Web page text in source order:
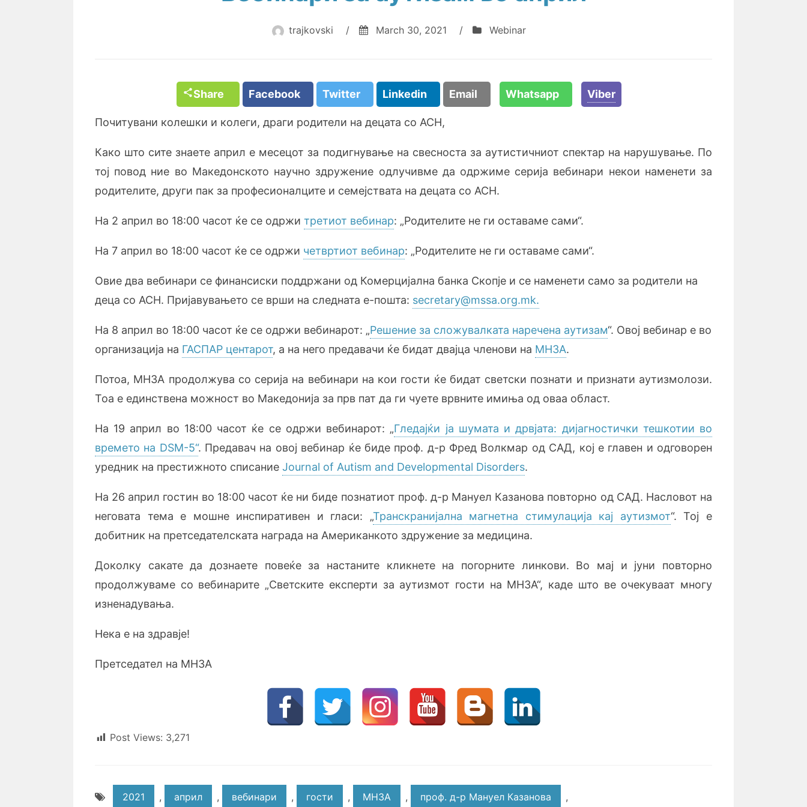
trajkovski / March 30, 2021 / Webinar
Share Facebook Twitter Linkedin Email Whatsapp Viber
Почитувани колешки и колеги, драги родители на децата со АСН,
Како што сите знаете април е месецот за подигнување на свесноста за аутистичниот спектар на нарушување. По
тој повод ние во Македонското научно здружение одлучивме да одржиме серија вебинари некои наменети за
родителите, други пак за професионалците и семејствата на децата со АСН.
На 2 април во 18:00 часот ќе се одржи третиот вебинар: „Родителите не ги оставаме сами“.
На 7 април во 18:00 часот ќе се одржи четвртиот вебинар: „Родителите не ги оставаме сами“.
Овие два вебинари се финансиски поддржани од Комерцијална банка Скопје и се наменети само за родители на
деца со АСН. Пријавувањето се врши на следната е-пошта: secretary@mssa.org.mk.
На 8 април во 18:00 часот ќе се одржи вебинарот: „Решение за сложувалката наречена аутизам“. Овој вебинар е во
организација на ГАСПАР центарот, а на него предавачи ќе бидат двајца членови на МНЗА.
Потоа, МНЗА продолжува со серија на вебинари на кои гости ќе бидат светски познати и признати аутизмолози.
Тоа е единствена можност во Македонија за прв пат да ги чуете врвните имиња од оваа област.
На 19 април во 18:00 часот ќе се одржи вебинарот: „Гледајќи ја шумата и дрвјата: дијагностички тешкотии во
времето на DSM-5“. Предавач на овој вебинар ќе биде проф. д-р Фред Волкмар од САД, кој е главен и одговорен
уредник на престижното списание Journal of Autism and Developmental Disorders.
На 26 април гостин во 18:00 часот ќе ни биде познатиот проф. д-р Мануел Казанова повторно од САД. Насловот на
неговата тема е мошне инспиративен и гласи: „Транскранијална магнетна стимулација кај аутизмот“. Тој е
добитник на претседателската награда на Американкото здружение за медицина.
Доколку сакате да дознаете повеќе за настаните кликнете на погорните линкови. Во мај и јуни повторно
продолжуваме со вебинарите „Светските експерти за аутизмот гости на МНЗА“, каде што ве очекуваат многу
изненадувања.
Нека е на здравје!
Претседател на МНЗА
Post Views: 3,271
2021 , април , вебинари , гости , МНЗА , проф. д-р Мануел Казанова ,